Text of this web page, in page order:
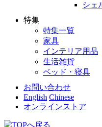
シェ
特集
特集一覧
家具
インテリア用品
生活雑貨
ベッド・寝具
お問い合わせ
English Chinese
オンラインストア